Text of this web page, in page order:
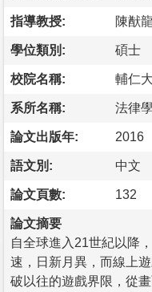
指導教授: 陳猷龍
學位類別: 碩士
校院名稱: 輔仁
系所名稱: 法律
論文出版年: 2016
語文別: 中文
論文頁數: 132
論文摘要
自全球進入21世紀以降
速，日新月異，而線上
破以往的遊戲界限，從